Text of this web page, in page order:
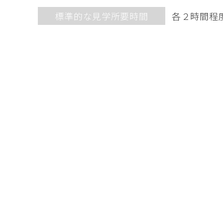
標準的な見学所要時間 各２時間程